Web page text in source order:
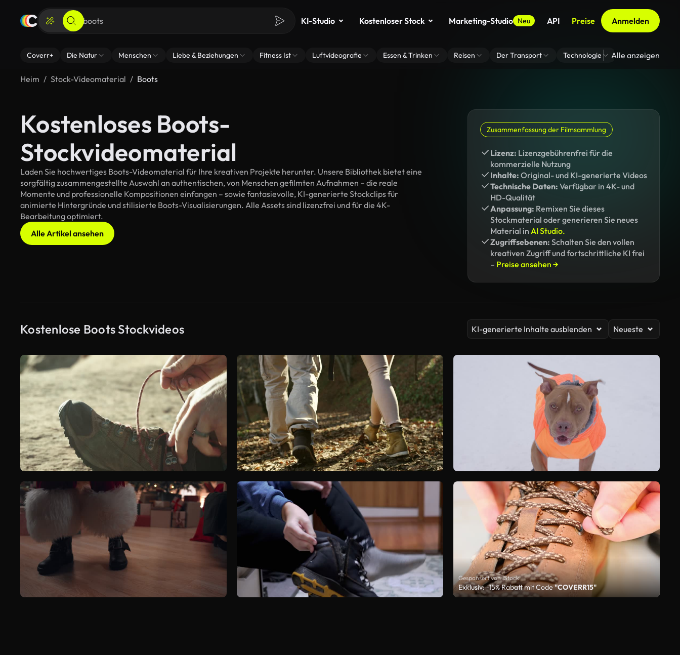
KI-Studio Kostenloser Stock Marketing-Studio Neu API Preise Anmelden
Coverr+ Die Natur Menschen Liebe & Beziehungen Fitness Ist Luftvideografie Essen & Trinken Reisen Der Transport Technologie Zoom Virtuelle
Alle anzeigen
Heim Stock-Videomaterial Boots
Kostenloses Boots-
Stockvideomaterial
Laden Sie hochwertiges Boots-Videomaterial für Ihre kreativen Projekte herunter. Unsere Bibliothek bietet eine
sorgfältig zusammengestellte Auswahl an authentischen, von Menschen gefilmten Aufnahmen – die reale
Momente und professionelle Kompositionen einfangen – sowie fantasievolle, KI-generierte Stockclips für
animierte Hintergründe und stilisierte Boots-Visualisierungen. Alle Assets sind lizenzfrei und für die 4K-
Bearbeitung optimiert.
Alle Artikel ansehen
Zusammenfassung der Filmsammlung
Lizenz: Lizenzgebührenfrei für die
kommerzielle Nutzung
Inhalte: Original- und KI-generierte Videos
Technische Daten: Verfügbar in 4K- und
HD-Qualität
Anpassung: Remixen Sie dieses
Stockmaterial oder generieren Sie neues
Material in AI Studio.
Zugriffsebenen: Schalten Sie den vollen
kreativen Zugriff und fortschrittliche KI frei
– Preise ansehen →
Kostenlose Boots Stockvideos KI-generierte Inhalte ausblenden Neueste
Gesponsert von iStock
Exklusiv: -15% Rabatt mit Code"COVERR15"